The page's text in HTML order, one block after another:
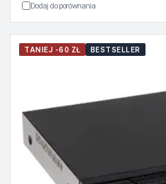
Dodaj do porównania
TANIEJ -60 ZŁ BESTSELLER